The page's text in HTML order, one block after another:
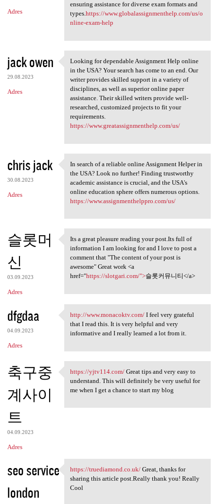
Adres
ensuring assistance for diverse exam formats and
types.https://www.globalassignmenthelp.com/us/o
nline-exam-help
jack owen
29.08.2023
Adres
Looking for dependable
Looking for dependable Assignment Help online
in the USA? Your search has come to an end. Our
writer provides skilled support in a variety of
disciplines, as well as superior online paper
assistance. Their skilled writers provide well-
researched, customized projects to fit your
requirements.
https://www.greatassignmenthelp.com/us/
chris jack
30.08.2023
Adres
In search of a reliable
In search of a reliable online Assignment Helper in
the USA? Look no further! Finding trustworthy
academic assistance is crucial, and the USA's
online education sphere offers numerous options.
https://www.assignmenthelppro.com/us/
슬롯머
신
03.09.2023
Adres
Its a great pleasure reading
Its a great pleasure reading your post.Its full of
information I am looking for and I love to post a
comment that "The content of your post is
awesome" Great work <a
href="https://slotgari.com/">슬롯커뮤니티</a>
dfgdaa
04.09.2023
Adres
http://www.monacoktv.com/ I
http://www.monacoktv.com/I feel very grateful
that I read this. It is very helpful and very
informative and I really learned a lot from it.
축구중
계사이
트
04.09.2023
Adres
https://yjtv114.com/ Great
https://yjtv114.com/Great tips and very easy to
understand. This will definitely be very useful for
me when I get a chance to start my blog
seo service
london
https://truediamond.co.uk/
https://truediamond.co.uk/Great, thanks for
sharing this article post.Really thank you! Really
Cool